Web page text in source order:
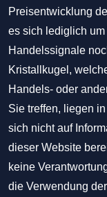
Preisentwicklung
es sich lediglich
Handelssignale
Kristallkugel,
Handels- oder
Sie treffen, liegen
sich nicht auf
dieser Website
keine
die Verwendung